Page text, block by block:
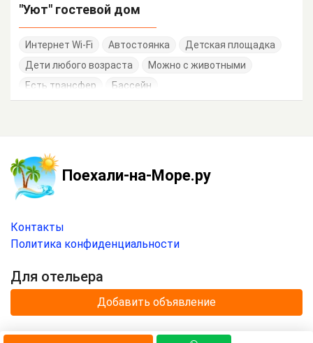
"Уют" гостевой дом
Интернет Wi-Fi Автостоянка
Детская площадка
Дети любого возраста
Можно с животными
Есть трансфер
Бассейн
Поехали-на-Море.ру
Контакты
Политика конфиденциальности
Для отельера
Добавить объявление
© 2020 —2026г.